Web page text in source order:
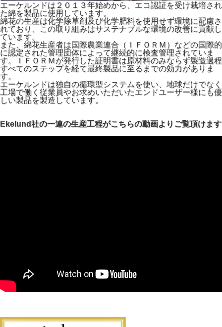
エーケルンドは２０１３年始めから、エコ認証を受け栽培され
た綿を製品に使用しています。
綿花の生産は化学除草剤及び化学肥料を使用せず環境に配慮さ
れており、この取り組みはサステナブルな環境の改善に貢献し
ています。
また、綿花生産者は国際農業連合（ＩＦＯＲＭ）などの国際的
に認定された管理団体によって継続的に検査管理されていま
す。ＩＦＯＲＭが発行した証明書は原材料のみならず製造過程
すべてのステップを経て最終製品に至るまでの効力がありま
す。
エーケルンドは独自の循環型システムを使い、地球だけでなく
工場で働く従業員やお求めいただいたエンドユーザー様にも優
しい製品を製造しています。
Ekelund社の一連の生産工程がこちらの動画よりご覧頂けます